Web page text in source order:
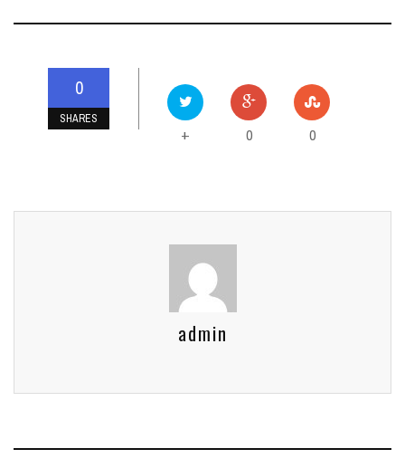
0
SHARES
+ 0 0
admin